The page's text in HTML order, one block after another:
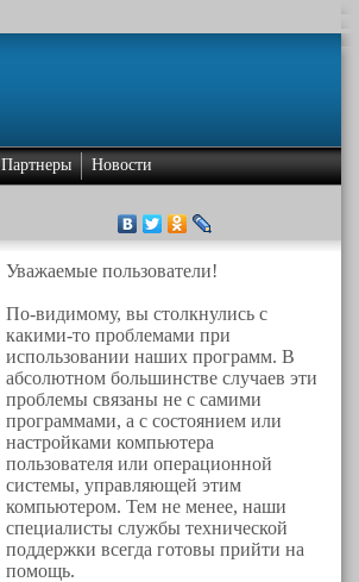
Партнеры Новости
Уважаемые пользователи!
По-видимому, вы столкнулись с
какими-то проблемами при
использовании наших программ. В
абсолютном большинстве случаев эти
проблемы связаны не с самими
программами, а с состоянием или
настройками компьютера
пользователя или операционной
системы, управляющей этим
компьютером. Тем не менее, наши
специалисты службы технической
поддержки всегда готовы прийти на
помощь.